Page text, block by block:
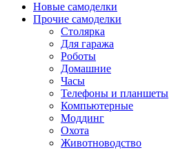
Новые самоделки
Прочие самоделки
Столярка
Для гаража
Роботы
Домашние
Часы
Телефоны и планшеты
Компьютерные
Моддинг
Охота
Животноводство